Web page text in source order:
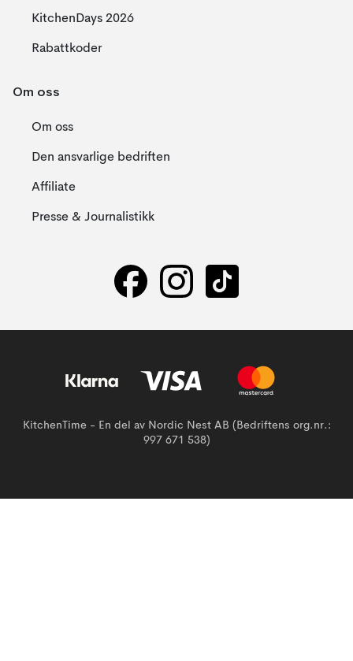
KitchenDays 2026
Rabattkoder
Om oss
Om oss
Den ansvarlige bedriften
Affiliate
Presse & Journalistikk
KitchenTime - En del av Nordic Nest AB (Bedriftens org.nr.:
997 671 538)